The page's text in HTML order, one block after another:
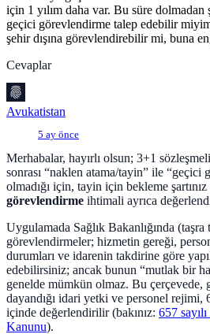
için 1 yılım daha var. Bu süre dolmadan
geçici görevlendirme talep edebilir
şehir dışına görevlendirebilir mi, buna
Cevaplar
Avukatistan
5 ay önce
Merhabalar, hayırlı olsun; 3+1
sonrası “naklen atama/tayin” ile “geçici
olmadığı için, tayin için bekleme
görevlendirme ihtimali ayrıca
Uygulamada Sağlık Bakanlığında
görevlendirmeler; hizmetin gereği,
durumları ve idarenin takdirine göre
edebilirsiniz; ancak bunun “mutlak bir
genelde mümkün olmaz. Bu çerçevede,
dayandığı idari yetki ve personel rejimi,
içinde değerlendirilir (bakınız: 657
Kanunu).